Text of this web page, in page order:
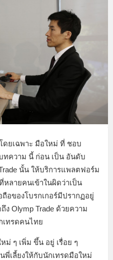
ดยเฉพาะ มือใหม่ ที่ ชอบ
ทความ นี้ ก่อน เป็น อันดับ
นั้น ให้บริการแพลตฟอร์ม
หลายคนเข้าในผิดว่าเป็น
อของโบรกเกอร์มีปรากฏอยู่
Olymp Trade ด้วยความ
เทรดคนไทย
ม่ ๆ เพิ่ม ขึ้น อยู่ เรื่อย ๆ
เลี้ยงให้กับนักเทรดมือใหม่